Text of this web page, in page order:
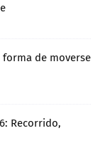
forma de moverse
Recorrido,